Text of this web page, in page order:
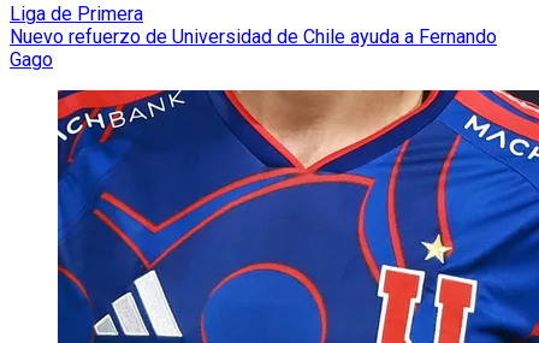
Liga de Primera
Nuevo refuerzo de Universidad de Chile ayuda a Fernando
Gago